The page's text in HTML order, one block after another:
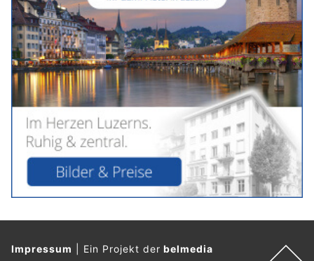
Impressum Ein Projekt derbelmedia